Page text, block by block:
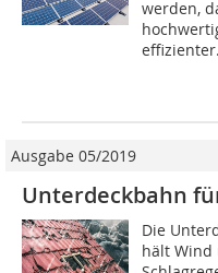
werden,
Ausgabe 05/2019
Unterdeckbahn
Die
hält Wind